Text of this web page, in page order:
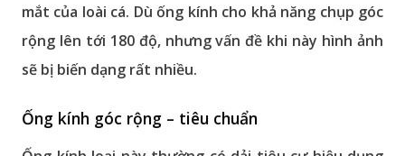
mắt của loài cá. Dù ống kính cho khả năng chụp góc
rộng lên tới 180 độ, nhưng vấn đề khi này hình ảnh
sẽ bị biến dạng rất nhiều.
Ống kính góc rộng – tiêu chuẩn